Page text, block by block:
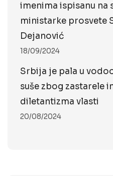
imenima ispisanu na
ministarke prosvete
Dejanović
18/09/2024
Srbija je pala u
suše zbog zastarele
diletantizma vlasti
20/08/2024